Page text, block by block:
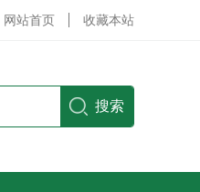
网站首页 收藏本站
搜索